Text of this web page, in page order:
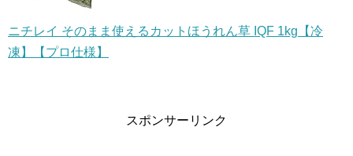
ニチレイ そのまま使えるカットほうれん草 IQF 1kg【冷
凍】【プロ仕様】
スポンサーリンク